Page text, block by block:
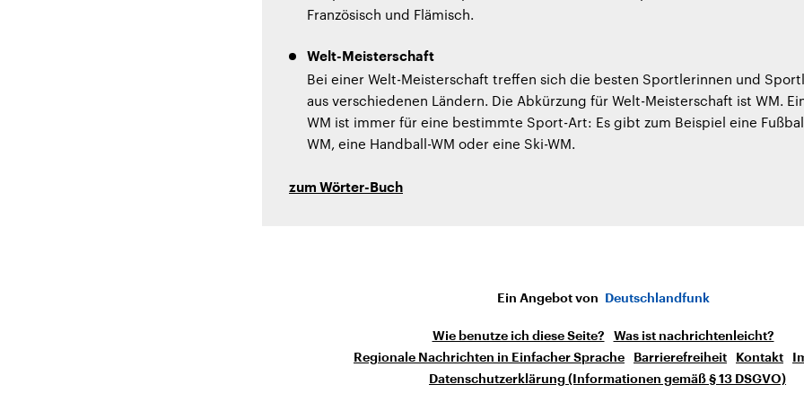
Französisch und Flämisch.
Welt-Meisterschaft
Bei einer Welt-Meisterschaft treffen sich die besten Sportlerinnen und
aus verschiedenen Ländern. Die Abkürzung für Welt-Meisterschaft ist WM.
WM ist immer für eine bestimmte Sport-Art: Es gibt zum Beispiel eine
WM, eine Handball-WM oder eine Ski-WM.
zum Wörter-Buch
Ein Angebot von Deutschlandfunk
Wie benutze ich diese Seite?
Was ist nachrichtenleicht?
Regionale Nachrichten in Einfacher Sprache
Barrierefreiheit Kontakt
Datenschutzerklärung (Informationen gemäß § 13 DSGVO)